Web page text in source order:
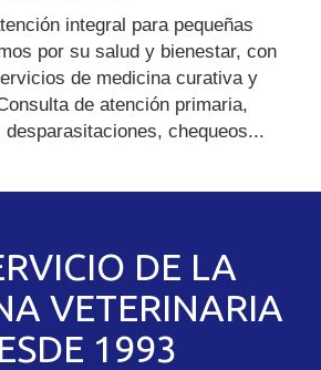
integral para pequeñas
por su salud y bienestar, con
de medicina curativa y
de atención primaria,
chequeos...
DE LA
VETERINARIA
1993